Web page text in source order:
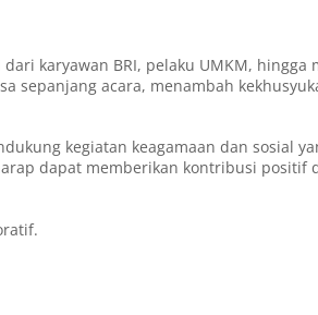
karyawan BRI, pelaku UMKM, hingga
sepanjang acara, menambah
kegiatan keagamaan dan sosial
dapat memberikan kontribusi positif